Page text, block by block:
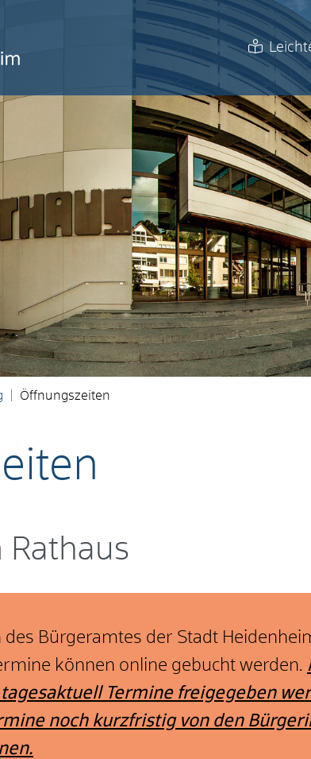
Öffnungszeiten
Bürgeramtes der Stadt
können online gebucht werden.
Termine freigegeben
noch kurzfristig von den